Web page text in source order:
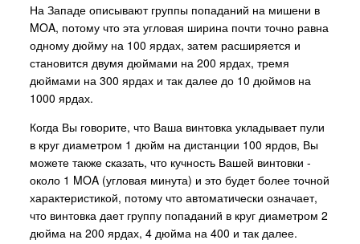
На Западе описывают группы попаданий на мишени в
MOA, потому что эта угловая ширина почти точно равна
одному дюйму на 100 ярдах, затем расширяется и
становится двумя дюймами на 200 ярдах, тремя
дюймами на 300 ярдах и так далее до 10 дюймов на
1000 ярдах.
Когда Вы говорите, что Ваша винтовка укладывает пули
в круг диаметром 1 дюйм на дистанции 100 ярдов, Вы
можете также сказать, что кучность Вашей винтовки -
около 1 MOA (угловая минута) и это будет более точной
характеристикой, потому что автоматически означает,
что винтовка дает группу попаданий в круг диаметром 2
дюйма на 200 ярдах, 4 дюйма на 400 и так далее.